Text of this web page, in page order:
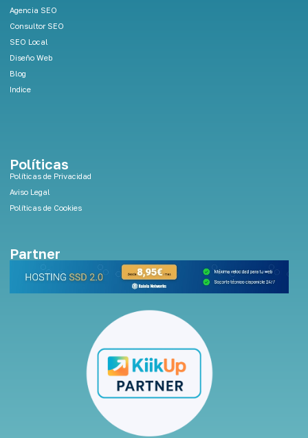
n
Agencia SEO
Consultor SEO
SEO Local
Diseño Web
Blog
Indice
Políticas
Políticas de Privacidad
Aviso Legal
Políticas de Cookies
Partner